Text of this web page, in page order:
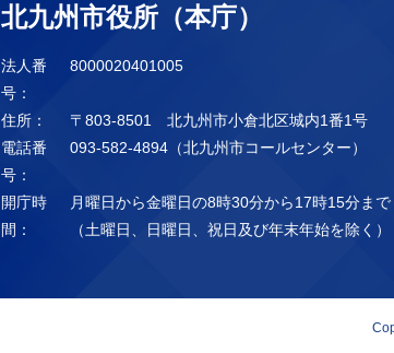
北九州市役所（本庁）
法人番
号：
8000020401005
住所：
〒803-8501 北九州市小倉北区城内1番1号
電話番
号：
093-582-4894（北九州市コールセンター）
開庁時
間：
月曜日から金曜日の8時30分から17時15分まで
（土曜日、日曜日、祝日及び年末年始を除く）